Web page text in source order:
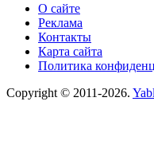
О сайте
Реклама
Контакты
Карта сайта
Политика
Copyright © 2011-2026.